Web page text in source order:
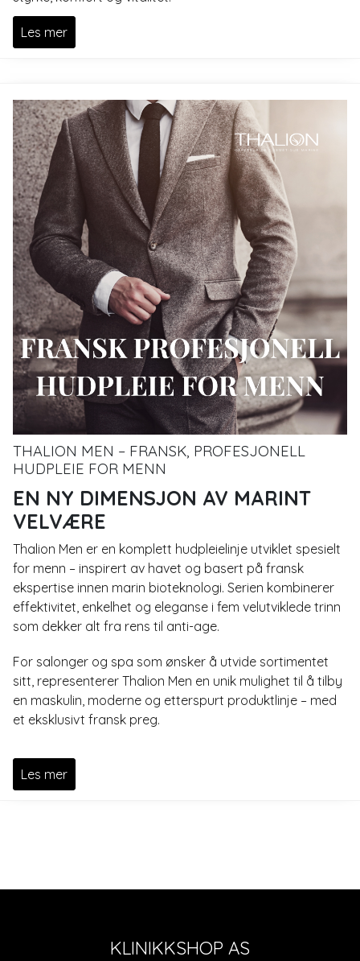
Les mer
THALION MEN – FRANSK, PROFESJONELL
HUDPLEIE FOR MENN
EN NY DIMENSJON AV MARINT
VELVÆRE
Thalion Men er en komplett hudpleielinje utviklet spesielt
for menn – inspirert av havet og basert på fransk
ekspertise innen marin bioteknologi. Serien kombinerer
effektivitet, enkelhet og eleganse i fem velutviklede trinn
som dekker alt fra rens til anti-age.
For salonger og spa som ønsker å utvide sortimentet
sitt, representerer Thalion Men en unik mulighet til å tilby
en maskulin, moderne og etterspurt produktlinje – med
et eksklusivt fransk preg.
Les mer
KLINIKKSHOP AS